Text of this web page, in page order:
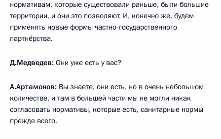
нормативам, которые существовали раньше, были большие
территории, и они это позволяют. И, конечно же, будем
применять новые формы частно-государственного
партнёрства.
Д.Медведев: Они уже есть у вас?
А.Артамонов: Вы знаете, они есть, но в очень небольшом
количестве, и там в большей части мы не могли никак
согласовать нормативы, которые есть, санитарные нормы
прежде всего.